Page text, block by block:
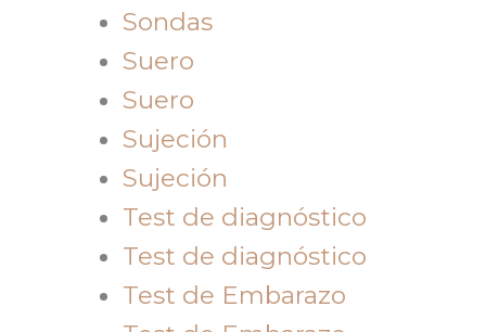
Sondas
Suero
Suero
Sujeción
Sujeción
Test de diagnóstico
Test de diagnóstico
Test de Embarazo